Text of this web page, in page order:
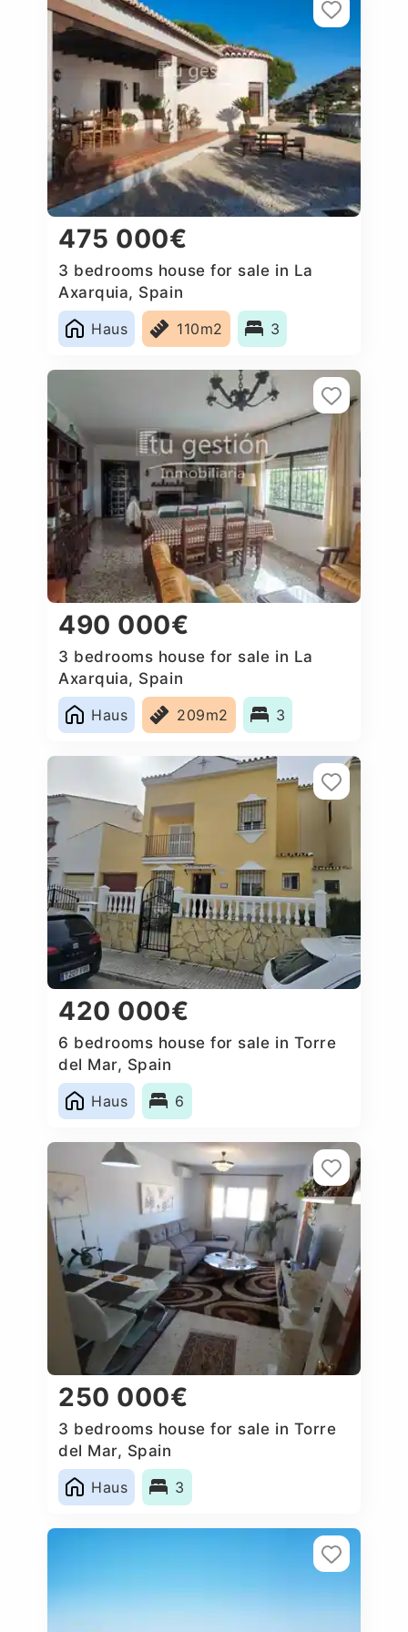
475 000€
3 bedrooms house for sale in La
Axarquia, Spain
Haus
110m2 3
490 000€
3 bedrooms house for sale in La
Axarquia, Spain
Haus
209m2 3
420 000€
6 bedrooms house for sale in Torre
del Mar, Spain
Haus
6
250 000€
3 bedrooms house for sale in Torre
del Mar, Spain
Haus
3